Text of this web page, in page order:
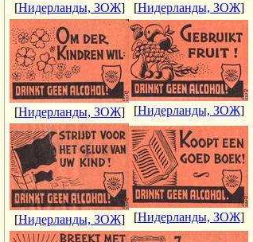
[Нидерланды, ЗОЖ] [Нидерланды, ЗОЖ]
[Нидерланды, ЗОЖ] [Нидерланды, ЗОЖ]
[Нидерланды, ЗОЖ] [Нидерланды, ЗОЖ]